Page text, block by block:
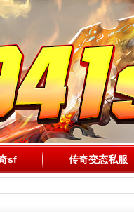
sf 传奇变态私服